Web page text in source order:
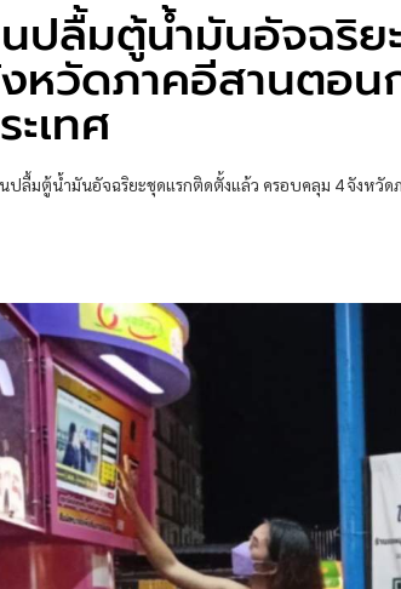
ปลื้มตู้น้ำมันอัจฉริ
วัดภาคอีสานตอน
เทศ
ลื้มตู้น้ำมันอัจฉริยะชุดแรกติดตั้งแล้ว ครอบคลุม 4 จังหวัด